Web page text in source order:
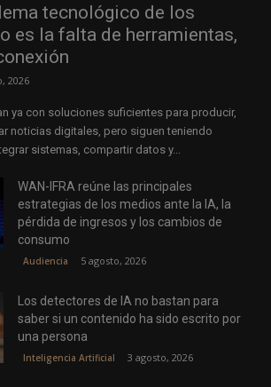
tecnológico de los
es la falta de herramientas,
2026
ya con soluciones suficientes para producir,
noticias digitales, pero siguen teniendo
sistemas, compartir datos y...
WAN-IFRA reúne las principales
estrategias de los medios ante la IA, la
pérdida de ingresos y los cambios de
consumo
Audiencia 5 agosto, 2026
Los detectores de IA no bastan para
saber si un contenido ha sido escrito por
una persona
Inteligencia Artificial 3 agosto, 2026